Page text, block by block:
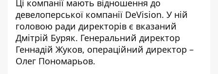
Ці компанії мають відношення до
девелоперської компанії DeVision. У ній
головою ради директорів є вказаний
Дмітрій Буряк. Генеральний директор
Геннадій Жуков, операційний директор –
Олег Пономарьов.